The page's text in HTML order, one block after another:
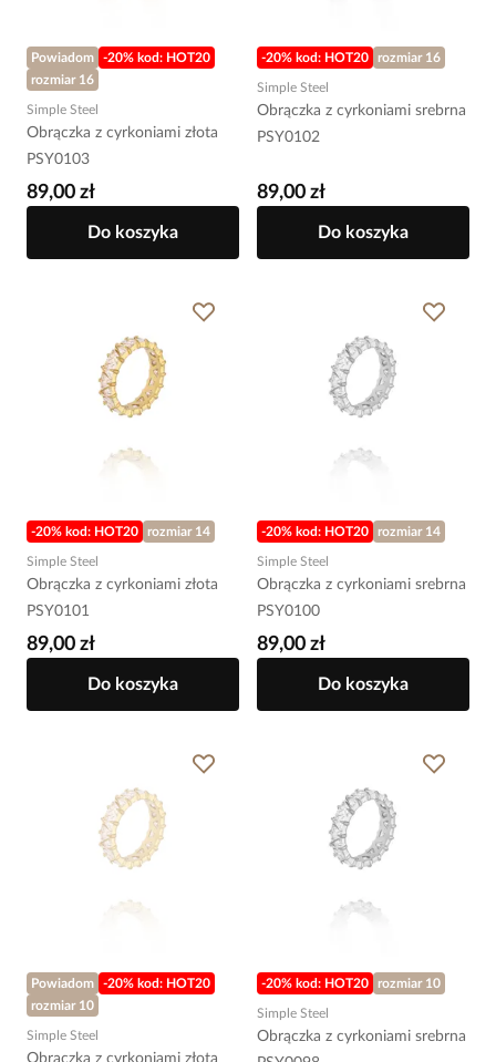
Powiadom
-20% kod: HOT20
rozmiar 16
Simple Steel
Obrączka z cyrkoniami złota
PSY0103
89,00 zł
Do koszyka
-20% kod: HOT20 rozmiar 16
Simple Steel
Obrączka z cyrkoniami srebrna
PSY0102
89,00 zł
Do koszyka
-20% kod: HOT20 rozmiar 14
Simple Steel
Obrączka z cyrkoniami złota
PSY0101
89,00 zł
Do koszyka
-20% kod: HOT20 rozmiar 14
Simple Steel
Obrączka z cyrkoniami srebrna
PSY0100
89,00 zł
Do koszyka
Powiadom
-20% kod: HOT20
rozmiar 10
Simple Steel
Obrączka z cyrkoniami złota
-20% kod: HOT20 rozmiar 10
Simple Steel
Obrączka z cyrkoniami srebrna